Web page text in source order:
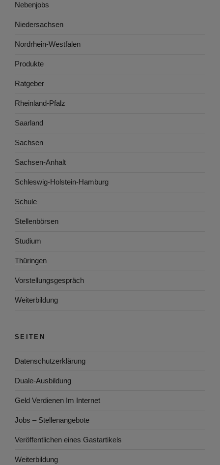
Nebenjobs
Niedersachsen
Nordrhein-Westfalen
Produkte
Ratgeber
Rheinland-Pfalz
Saarland
Sachsen
Sachsen-Anhalt
Schleswig-Holstein-Hamburg
Schule
Stellenbörsen
Studium
Thüringen
Vorstellungsgespräch
Weiterbildung
SEITEN
Datenschutzerklärung
Duale-Ausbildung
Geld Verdienen Im Internet
Jobs – Stellenangebote
Veröffentlichen eines Gastartikels
Weiterbildung